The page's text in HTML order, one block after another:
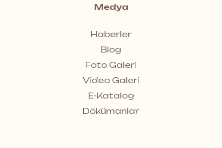
Medya
Haberler
Blog
Foto Galeri
Video Galeri
E-Katalog
Dökümanlar